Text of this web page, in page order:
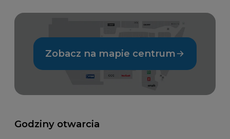
Zobacz na mapie centrum
Godziny otwarcia